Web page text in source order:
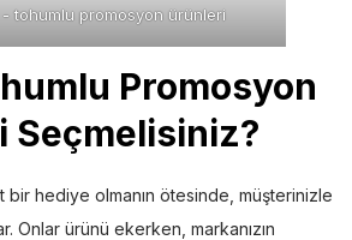
tohumlu promosyon ürünleri
Promosyon
Seçmelisiniz?
bir hediye olmanın ötesinde, müşterinizle
Onlar ürünü ekerken, markanızın